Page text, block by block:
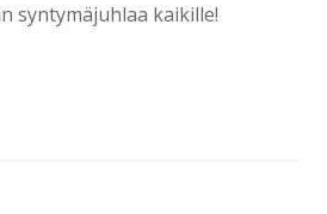
syntymäjuhlaa kaikille!